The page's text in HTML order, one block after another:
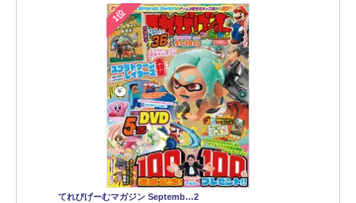
1位
てれびげーむマガジン Septemb…2